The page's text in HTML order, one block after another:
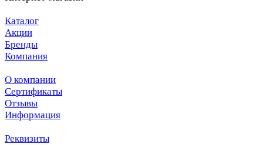
Каталог
Акции
Бренды
Компания
О компании
Сертификаты
Отзывы
Информация
Реквизиты